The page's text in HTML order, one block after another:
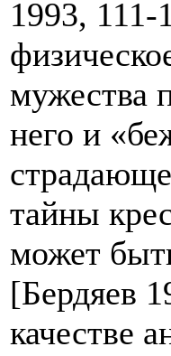
1993, 111-
мужества
него и
тайны
может
[Бердяев
качестве